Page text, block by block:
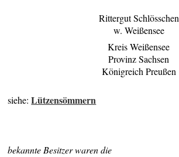
Rittergut Schlösschen
w. Weißensee
Kreis Weißensee
Provinz Sachsen
Königreich Preußen
siehe:Lützensömmern
bekannte Besitzer waren die